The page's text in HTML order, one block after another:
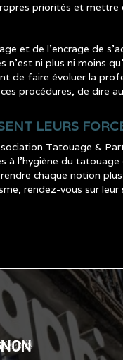
priorités et mettre
et de l’encrage de
ni plus ni moins
de faire évoluer la
procédures, de dire
LEURS
Tatouage &
l’hygiène du tatouage
chaque notion
rendez-vous sur